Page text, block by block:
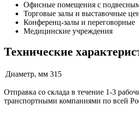
Офисные помещения с
Торговые залы и выставочные
Конференц-залы и переговорные
Медицинские учреждения
Технические
Диаметр, мм 315
Отправка со склада в течение 1-3
транспортными компаниями по всей